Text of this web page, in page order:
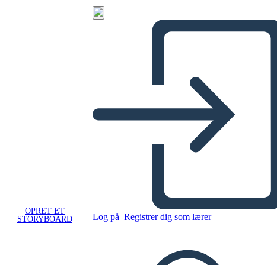
OPRET ET
STORYBOARD
Log på Registrer dig som lærer